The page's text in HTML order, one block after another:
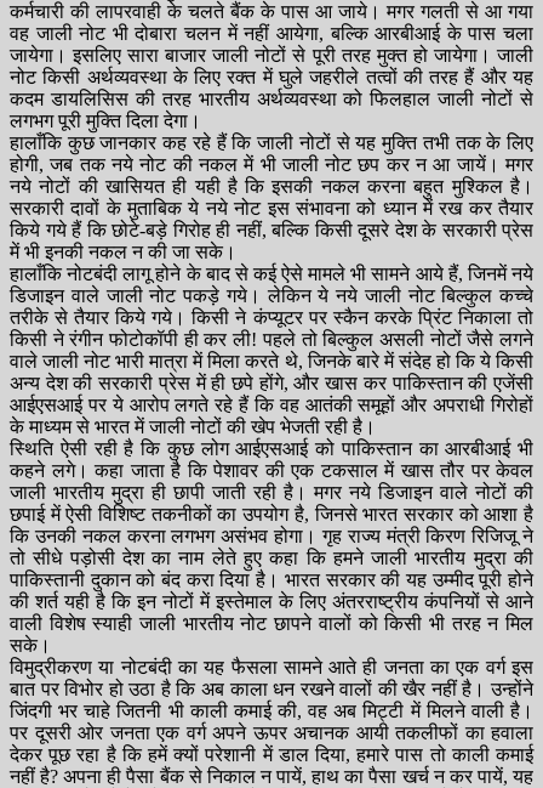
कर्मचारी की लापरवाही के चलते बैंक के पास आ जाये। मगर गलती से आ गया
वह जाली नोट भी दोबारा चलन में नहीं आयेगा, बल्कि आरबीआई के पास चला
जायेगा। इसलिए सारा बाजार जाली नोटों से पूरी तरह मुक्त हो जायेगा। जाली
नोट किसी अर्थव्यवस्था के लिए रक्त में घुले जहरीले तत्वों की तरह हैं और यह
कदम डायलिसिस की तरह भारतीय अर्थव्यवस्था को फिलहाल जाली नोटों से
लगभग पूरी मुक्ति दिला देगा।
हालाँकि कुछ जानकार कह रहे हैं कि जाली नोटों से यह मुक्ति तभी तक के लिए
होगी, जब तक नये नोट की नकल में भी जाली नोट छप कर न आ जायें। मगर
नये नोटों की खासियत ही यही है कि इसकी नकल करना बहुत मुश्किल है।
सरकारी दावों के मुताबिक ये नये नोट इस संभावना को ध्यान में रख कर तैयार
किये गये हैं कि छोटे-बड़े गिरोह ही नहीं, बल्कि किसी दूसरे देश के सरकारी प्रेस
में भी इनकी नकल न की जा सके।
हालाँकि नोटबंदी लागू होने के बाद से कई ऐसे मामले भी सामने आये हैं, जिनमें नये
डिजाइन वाले जाली नोट पकड़े गये। लेकिन ये नये जाली नोट बिल्कुल कच्चे
तरीके से तैयार किये गये। किसी ने कंप्यूटर पर स्कैन करके प्रिंट निकाला तो
किसी ने रंगीन फोटोकॉपी ही कर ली! पहले तो बिल्कुल असली नोटों जैसे लगने
वाले जाली नोट भारी मात्रा में मिला करते थे, जिनके बारे में संदेह हो कि ये किसी
अन्य देश की सरकारी प्रेस में ही छपे होंगे, और खास कर पाकिस्तान की एजेंसी
आईएसआई पर ये आरोप लगते रहे हैं कि वह आतंकी समूहों और अपराधी गिरोहों
के माध्यम से भारत में जाली नोटों की खेप भेजती रही है।
स्थिति ऐसी रही है कि कुछ लोग आईएसआई को पाकिस्तान का आरबीआई भी
कहने लगे। कहा जाता है कि पेशावर की एक टकसाल में खास तौर पर केवल
जाली भारतीय मुद्रा ही छापी जाती रही है। मगर नये डिजाइन वाले नोटों की
छपाई में ऐसी विशिष्ट तकनीकों का उपयोग है, जिनसे भारत सरकार को आशा है
कि उनकी नकल करना लगभग असंभव होगा। गृह राज्य मंत्री किरण रिजिजू ने
तो सीधे पड़ोसी देश का नाम लेते हुए कहा कि हमने जाली भारतीय मुद्रा की
पाकिस्तानी दुकान को बंद करा दिया है। भारत सरकार की यह उम्मीद पूरी होने
की शर्त यही है कि इन नोटों में इस्तेमाल के लिए अंतरराष्ट्रीय कंपनियों से आने
वाली विशेष स्याही जाली भारतीय नोट छापने वालों को किसी भी तरह न मिल
सके।
विमुद्रीकरण या नोटबंदी का यह फैसला सामने आते ही जनता का एक वर्ग इस
बात पर विभोर हो उठा है कि अब काला धन रखने वालों की खैर नहीं है। उन्होंने
जिंदगी भर चाहे जितनी भी काली कमाई की, वह अब मिट्टी में मिलने वाली है।
पर दूसरी ओर जनता एक वर्ग अपने ऊपर अचानक आयी तकलीफों का हवाला
देकर पूछ रहा है कि हमें क्यों परेशानी में डाल दिया, हमारे पास तो काली कमाई
नहीं है? अपना ही पैसा बैंक से निकाल न पायें, हाथ का पैसा खर्च न कर पायें, यह